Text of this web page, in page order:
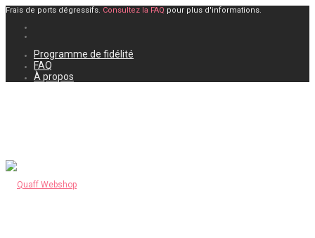
Frais de ports dégressifs. Consultez la FAQ pour plus d'informations.
Programme de fidélité
FAQ
À propos